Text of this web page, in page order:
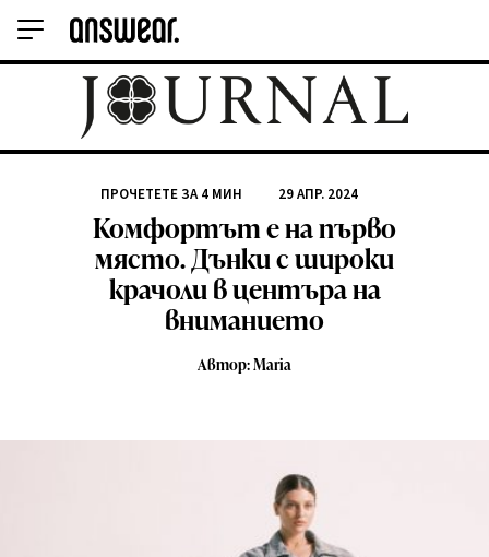
ПРОЧЕТЕТЕ ЗА4 МИН 29 АПР. 2024
Комфортът е на първо
място. Дънки с широки
крачоли в центъра на
вниманието
Автор: Maria